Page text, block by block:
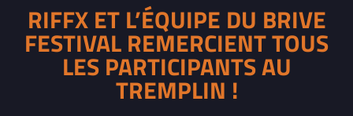
RIFFX ET L’ÉQUIPE DU BRIVE
FESTIVAL REMERCIENT TOUS
LES PARTICIPANTS AU
TREMPLIN !